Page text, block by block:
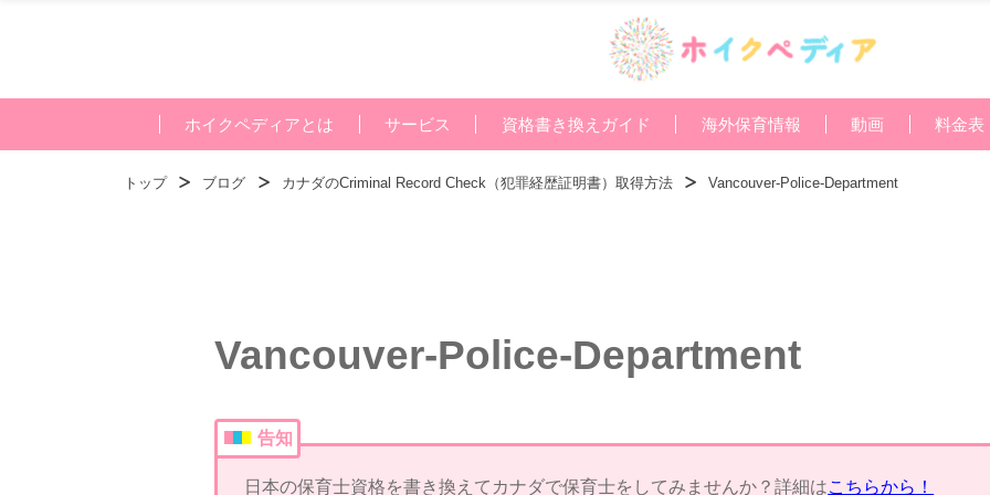
ホイクペディアとは サービス 資格書き換えガイド 海外保育情報 動画 料金表
トップ ブログ カナダのCriminal Record Check（犯罪経歴証明書）取得方法 Vancouver-Police-Department
Vancouver-Police-Department
告知
日本の保育士資格を書き換えてカナダで保育士をしてみませんか？詳細はこちらから！